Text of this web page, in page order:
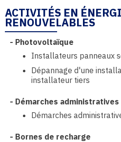
ACTIVITÉS EN
RENOUVELABLES
- Photovoltaïque
Installateurs panneaux
Dépannage d'une
installateur tiers
- Démarches
Démarches
- Bornes de recharge